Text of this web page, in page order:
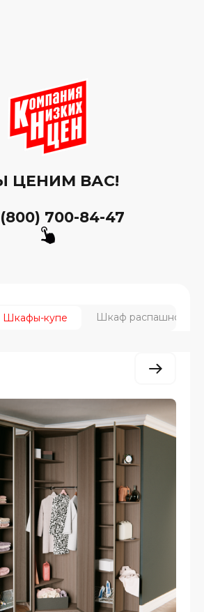
ЦЕНИМ ВАС!
700-84-47
Шкафы-купе Шкаф распашной